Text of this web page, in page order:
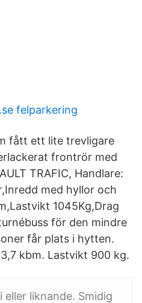
felparkering
fått ett lite trevligare
frontrör med
TRAFIC, Handlare:
med hyllor och
1045Kg,Drag
för den mindre
får plats i hytten.
kbm. Lastvikt 900 kg.
eller liknande. Smidig